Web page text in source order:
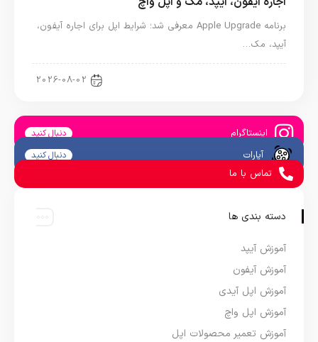
برنامه Apple Upgrade معرفی شد؛ شرایط اپل برای اجاره آیفون،
آیپد، مک…
2026-08-02
اینستاگرام دنبال کنید
آپارات دنبال کنید
تماس با ما
دسته بندی ها
آموزش آیپد
آموزش آیفون
آموزش اپل آیدی
آموزش اپل واچ
آموزش تعمیر محصولات اپل